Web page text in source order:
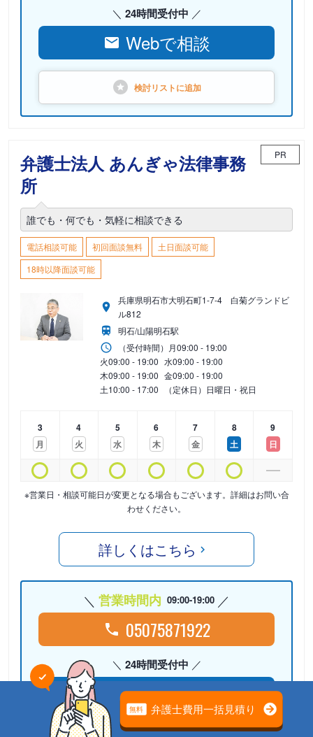
24時間受付中
Webで相談
検討リストに追加
弁護士法人 あんぎゃ法律事務
所
PR
誰でも・何でも・気軽に相談できる
電話相談可能 初回面談無料
土日面談可能
18時以降面談可能
兵庫県明石市大明石町1-7-4 白菊グランドビ
ル812
明石/山陽明石駅
（受付時間） 月09:00 - 19:00
火09:00 - 19:00 水09:00 - 19:00
木09:00 - 19:00 金09:00 - 19:00
土10:00 - 17:00 （定休日）日曜日・祝日
3
月
4
火
5
水
6
木
7
金
8
土
9
日
※営業日・相談可能日が変更となる場合もございます。詳細はお問い合
わせください。
詳しくはこちら
営業時間内 09:00-19:00
05075871922
24時間受付中
Webで相談